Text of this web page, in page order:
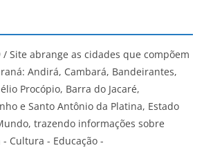
/ Site abrange as cidades que compõem
Andirá, Cambará, Bandeirantes,
Procópio, Barra do Jacaré,
e Santo Antônio da Platina, Estado
trazendo informações sobre
Cultura - Educação -